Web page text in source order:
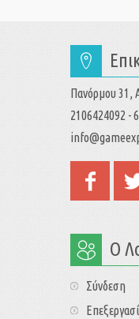
Πανόρμου 31,
2106424092 -
Ο
Σύνδεση